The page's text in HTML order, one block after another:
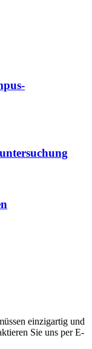
einzigartig und
Sie uns per E-